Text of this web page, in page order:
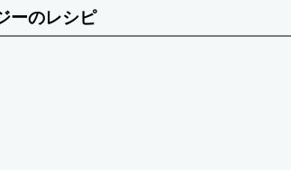
ーのレシピ